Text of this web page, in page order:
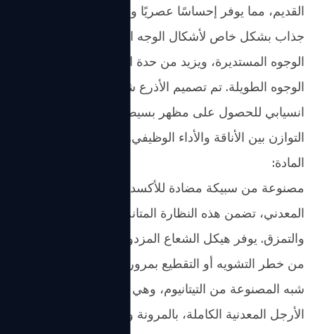
القديم، مما يوفر إحساسًا عصريًا وعتيقًا. هذا التصميم
جذاب بشكل خاص لأشكال الوجه المختلفة: فهو يضيق
الوجوه المستديرة، ويزيد من حدة الوجوه المربعة، ويوازن
الوجوه الطويلة. تم تصميم الأذرع شبه التيتانيوم بشكل
انسيابي للحصول على مظهر بسيط، مع الحفاظ على
التوازن بين الأناقة والأداء الوظيفي.
المادة:
مصنوعة من سبيكة مضادة للأكسدة عالية الجودة للإطار
المعدني، تضمن هذه النظارة المتانة ومقاومة التآكل
والتمزق. يوفر هيكل الشعاع المزدوج ثباتًا إضافيًا، مما يقلل
من خطر التشويه أو التقطيع بمرور الوقت. تتميز الأذرع
الأرجل المعدنية الكاملة، بالمرونة والمرونة، مما يوفر